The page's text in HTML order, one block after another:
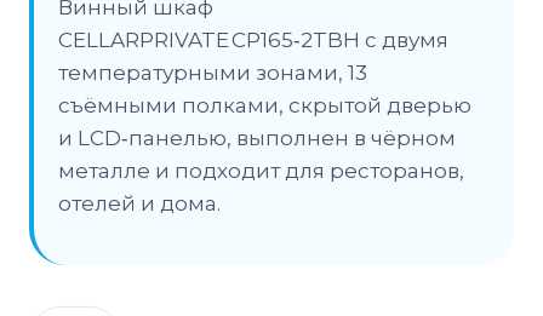
Винный шкаф
CELLARPRIVATE CP165‑2TBH с двумя
температурными зонами, 13
съёмными полками, скрытой дверью
и LCD‑панелью, выполнен в чёрном
металле и подходит для ресторанов,
отелей и дома.